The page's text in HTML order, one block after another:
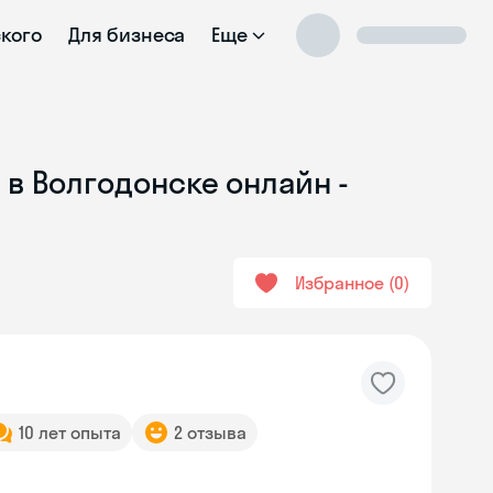
Для бизнеса Еще
Волгодонске онлайн -
Избранное 0
10 лет опыта 2 отзыва